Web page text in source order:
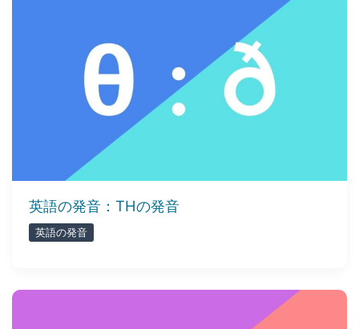
英語の発音：THの発音
英語の発音